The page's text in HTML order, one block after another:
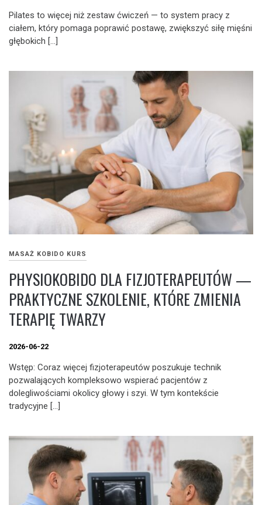
Pilates to więcej niż zestaw ćwiczeń — to system pracy z
ciałem, który pomaga poprawić postawę, zwiększyć siłę mięśni
głębokich […]
MASAŻ KOBIDO KURS
PHYSIOKOBIDO DLA FIZJOTERAPEUTÓW —
PRAKTYCZNE SZKOLENIE, KTÓRE ZMIENIA
TERAPIĘ TWARZY
2026-06-22
Wstęp: Coraz więcej fizjoterapeutów poszukuje technik
pozwalających kompleksowo wspierać pacjentów z
dolegliwościami okolicy głowy i szyi. W tym kontekście
tradycyjne […]